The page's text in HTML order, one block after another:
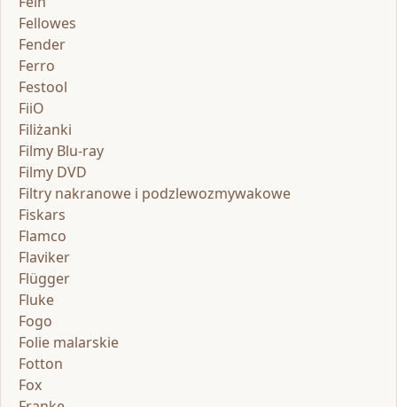
Fellowes
Fender
Ferro
Festool
FiiO
Filiżanki
Filmy Blu-ray
Filmy DVD
Filtry nakranowe i podzlewozmywakowe
Fiskars
Flamco
Flaviker
Flügger
Fluke
Fogo
Folie malarskie
Fotton
Fox